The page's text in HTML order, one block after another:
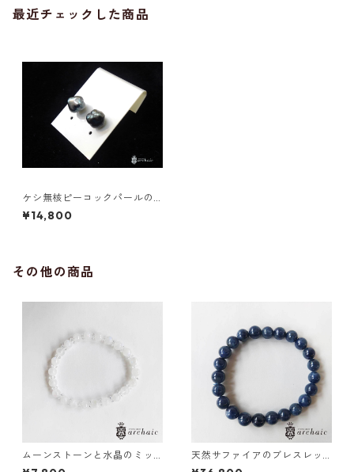
最近チェックした商品
ケシ無核ピーコックパールの
ピアス
¥14,800
その他の商品
ムーンストーンと水晶のミッ
クスブレスレット（6mm）
天然サファイアのブレスレッ
ト(8mm)